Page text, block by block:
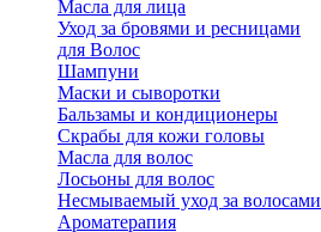
Масла для лица
Уход за бровями и ресницами
для Волос
Шампуни
Маски и сыворотки
Бальзамы и кондиционеры
Скрабы для кожи головы
Масла для волос
Лосьоны для волос
Несмываемый уход за волосами
Ароматерапия